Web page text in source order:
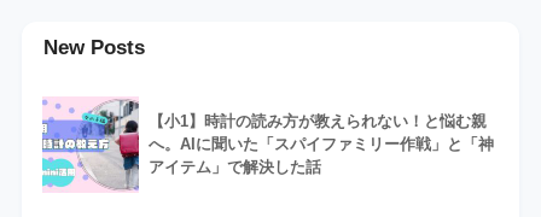
New Posts
【小1】時計の読み方が教えられない！と悩む親
へ。AIに聞いた「スパイファミリー作戦」と「神
アイテム」で解決した話